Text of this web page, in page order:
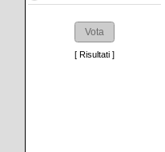
[ Risultati ]